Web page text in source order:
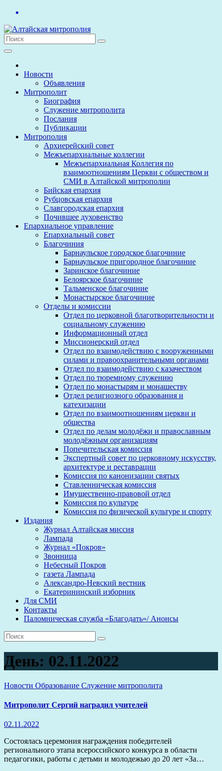
Перейти
содержимому
Новости
Объявления
Митрополит
Биография
Служение митрополита
Послания
Публикации
Митрополия
Архиерейский совет
Межъепархиальные коллегии
Межъепархиальная Коллегия по
взаимоотношениям Церкви с обществом и
СМИ в Алтайской митрополии
Бийская епархия
Рубцовская епархия
Славгородская епархия
Почившее духовенство
Епархиальное управление
Епархиальный совет
Благочиния
Барнаульское городское благочиние
Барнаульское пригородное благочиние
Заринское благочиние
Белоярское благочиние
Тальменское благочиние
Монастырское благочиние
Отделы и комиссии
Отдел по церковной благотворительности и
социальному служению
Информационный отдел
Миссионерский отдел
Отдел по взаимодействию с вооруженными
силами и правоохранительными органами
Отдел по взаимодействию с казачеством
Отдел по тюремному служению
Отдел по монастырям и монашеству
Отдел религиозного образования и
катехизации
Отдел по взаимоотношениям церкви и
общества
Отдел по делам молодёжи и православным
молодёжным организациям
Попечительская комиссия
Экспертный совет по церковному искусству,
архитектуре и реставрации
Комиссия по канонизации святых
Ставленническая комиссия
Имущественно-правовой отдел
Комиссия по культуре
Комиссия по физической культуре и спорту
Издания
Журнал Алтайская миссия
Лампада
Журнал «Покров»
Звонница
Небесный Покров
газета Лампада
Александро-Невский вестник
Екатерининский изборник
Для СМИ
Контакты
Паломническая служба «Благодать»/ Анонсы
День: 02.11.2022
Новости Образование Служение митрополита
Митрополит Сергий наградил учителей
02.11.2022
Состоялась церемония награждения победителей
регионального этапа всероссийского конкурса в области
педагогики, работы с детьми и молодежью до 20 лет «За…